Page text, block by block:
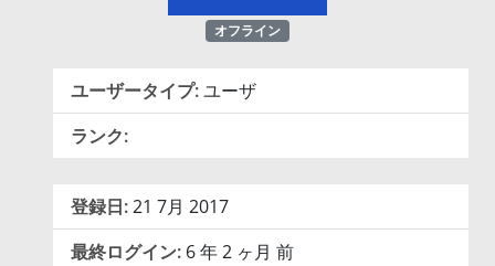
オフライン
ユーザータイプ:ユーザ
ランク:
登録日:21 7月 2017
最終ログイン: 6 年 2 ヶ月 前